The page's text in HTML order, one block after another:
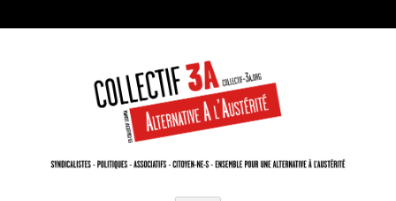
Collectif 3A - Ensemble pour une
Alternative A l'Austérité